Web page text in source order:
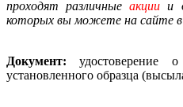
проходят различныеакции и
которых вы можете на сайте в
Документ: удостоверение
установленного образца